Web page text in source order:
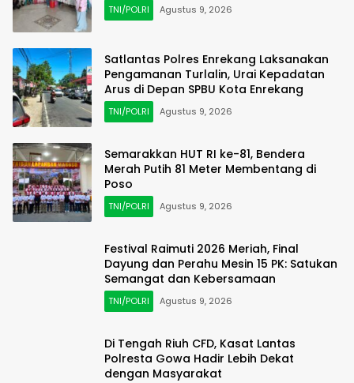
TNI/POLRI Agustus 9, 2026
Satlantas Polres Enrekang Laksanakan
Pengamanan Turlalin, Urai Kepadatan
Arus di Depan SPBU Kota Enrekang
TNI/POLRI Agustus 9, 2026
Semarakkan HUT RI ke-81, Bendera
Merah Putih 81 Meter Membentang di
Poso
TNI/POLRI Agustus 9, 2026
Festival Raimuti 2026 Meriah, Final
Dayung dan Perahu Mesin 15 PK: Satukan
Semangat dan Kebersamaan
TNI/POLRI Agustus 9, 2026
Di Tengah Riuh CFD, Kasat Lantas
Polresta Gowa Hadir Lebih Dekat
dengan Masyarakat